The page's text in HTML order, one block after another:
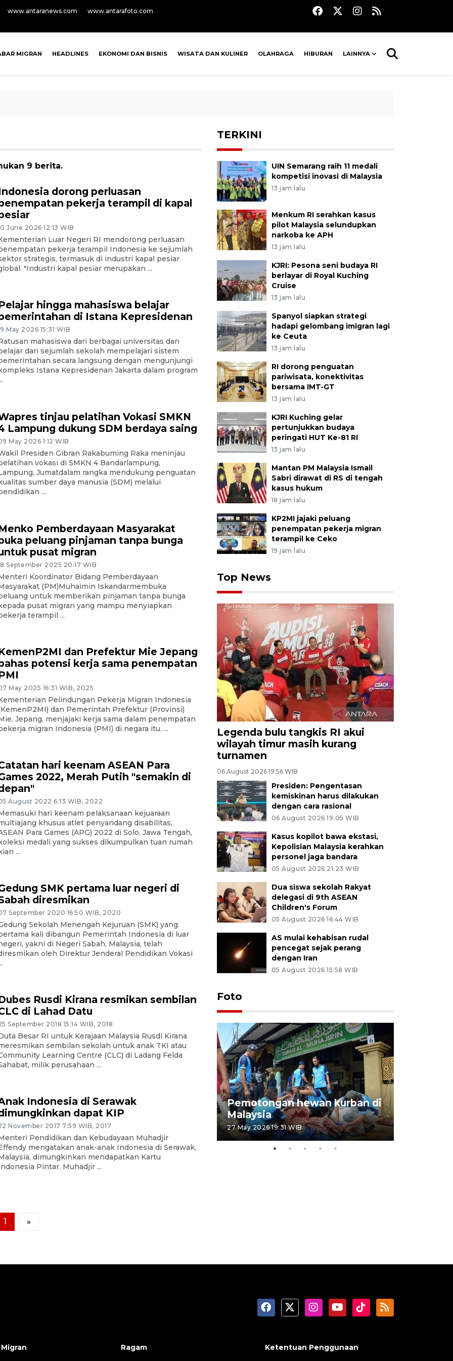
www.antaranews.com www.antarafoto.com
MIGRAN HEADLINES EKONOMI DAN BISNIS WISATA DAN KULINER OLAHRAGA HIBURAN LAINNYA
9 berita.
dorong perluasan
pekerja terampil di kapal
June 2026 12:13 WIB
Luar Negeri RI mendorong perluasan
pekerja terampil Indonesia ke sejumlah
strategis, termasuk di industri kapal pesiar
"Industri kapal pesiar merupakan ...
hingga mahasiswa belajar
di Istana Kepresidenan
May 2026 15:31 WIB
mahasiswa dari berbagai universitas dan
dari sejumlah sekolah mempelajari sistem
secara langsung dengan mengunjungi
Istana Kepresidenan Jakarta dalam program
tinjau pelatihan Vokasi SMKN
Lampung dukung SDM berdaya saing
May 2026 1:12 WIB
Presiden Gibran Rakabuming Raka meninjau
vokasi di SMKN 4 Bandarlampung,
Jumatdalam rangka mendukung penguatan
sumber daya manusia (SDM) melalui
...
Pemberdayaan Masyarakat
peluang pinjaman tanpa bunga
pusat migran
September 2025 20:17 WIB
Koordinator Bidang Pemberdayaan
(PM)Muhaimin Iskandarmembuka
untuk memberikan pinjaman tanpa bunga
pusat migran yang mampu menyiapkan
terampil ...
dan Prefektur Mie Jepang
potensi kerja sama penempatan
May 2025 16:31 WIB, 2025
Pelindungan Pekerja Migran Indonesia
dan Pemerintah Prefektur (Provinsi)
Jepang, menjajaki kerja sama dalam penempatan
migran Indonesia (PMI) di negara itu. ...
hari keenam ASEAN Para
2022, Merah Putih "semakin di
August 2022 6:13 WIB, 2022
hari keenam pelaksanaan kejuaraan
khusus atlet penyandang disabilitas,
Para Games (APG) 2022 di Solo, Jawa Tengah,
medali yang sukses dikumpulkan tuan rumah
...
SMK pertama luar negeri di
diresmikan
September 2020 16:50 WIB, 2020
Sekolah Menengah Kejuruan (SMK) yang
kali dibangun Pemerintah Indonesia di luar
yakni di Negeri Sabah, Malaysia, telah
oleh Direktur Jenderal Pendidikan Vokasi
Rusdi Kirana resmikan sembilan
di Lahad Datu
September 2018 15:14 WIB, 2018
Besar RI untuk Kerajaan Malaysia Rusdi Kirana
sembilan sekolah untuk anak TKI atau
Learning Centre (CLC) di Ladang Felda
milik perusahaan ...
Indonesia di Serawak
dapat KIP
November 2017 7:59 WIB, 2017
Pendidikan dan Kebudayaan Muhadjir
mengatakan anak-anak Indonesia di Serawak,
dimungkinkan mendapatkan Kartu
Pintar. Muhadjir ...
1 »
TERKINI
UIN Semarang raih 11 medali
kompetisi inovasi di Malaysia
13 jam lalu
Menkum RI serahkan kasus
pilot Malaysia selundupkan
narkoba ke APH
13 jam lalu
KJRI: Pesona seni budaya RI
berlayar di Royal Kuching
Cruise
13 jam lalu
Spanyol siapkan strategi
hadapi gelombang imigran lagi
ke Ceuta
13 jam lalu
RI dorong penguatan
pariwisata, konektivitas
bersama IMT-GT
13 jam lalu
KJRI Kuching gelar
pertunjukkan budaya
peringati HUT Ke-81 RI
13 jam lalu
Mantan PM Malaysia Ismail
Sabri dirawat di RS di tengah
kasus hukum
18 jam lalu
KP2MI jajaki peluang
penempatan pekerja migran
terampil ke Ceko
19 jam lalu
Top News
Legenda bulu tangkis RI akui
wilayah timur masih kurang
turnamen
06 August 2026 19:56 WIB
Presiden: Pengentasan
kemiskinan harus dilakukan
dengan cara rasional
06 August 2026 19:05 WIB
Kasus kopilot bawa ekstasi,
Kepolisian Malaysia kerahkan
personel jaga bandara
05 August 2026 21:23 WIB
Dua siswa sekolah Rakyat
delegasi di 9th ASEAN
Children's Forum
05 August 2026 16:44 WIB
AS mulai kehabisan rudal
pencegat sejak perang
dengan Iran
05 August 2026 15:58 WIB
Foto
Tarawih di Malaysia
19 February 2026 19:47 WIB
Pemotongan hewan kurban di
Malaysia
27 May 2026 19:31 WIB
Ragam
Ketentuan Penggunaan